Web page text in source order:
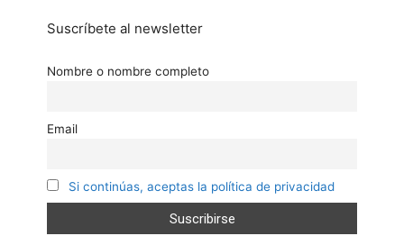
Suscríbete al newsletter
Nombre o nombre completo
Email
Si continúas, aceptas la política de privacidad